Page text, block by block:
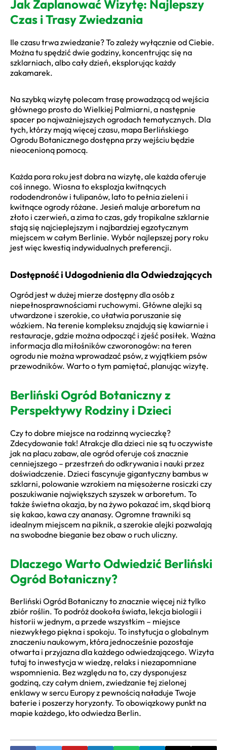
Jak Zaplanować Wizytę: Najlepszy
Czas i Trasy Zwiedzania
Ile czasu trwa zwiedzanie? To zależy wyłącznie od Ciebie.
Można tu spędzić dwie godziny, koncentrując się na
szklarniach, albo cały dzień, eksplorując każdy
zakamarek.
Na szybką wizytę polecam trasę prowadzącą od wejścia
głównego prosto do Wielkiej Palmiarni, a następnie
spacer po najważniejszych ogrodach tematycznych. Dla
tych, którzy mają więcej czasu, mapa Berlińskiego
Ogrodu Botanicznego dostępna przy wejściu będzie
nieocenioną pomocą.
Każda pora roku jest dobra na wizytę, ale każda oferuje
coś innego. Wiosna to eksplozja kwitnących
rododendronów i tulipanów, lato to pełnia zieleni i
kwitnące ogrody różane. Jesień maluje arboretum na
złoto i czerwień, a zima to czas, gdy tropikalne szklarnie
stają się najcieplejszym i najbardziej egzotycznym
miejscem w całym Berlinie. Wybór najlepszej pory roku
jest więc kwestią indywidualnych preferencji.
Dostępność i Udogodnienia dla Odwiedzających
Ogród jest w dużej mierze dostępny dla osób z
niepełnosprawnościami ruchowymi. Główne alejki są
utwardzone i szerokie, co ułatwia poruszanie się
wózkiem. Na terenie kompleksu znajdują się kawiarnie i
restauracje, gdzie można odpocząć i zjeść posiłek. Ważna
informacja dla miłośników czworonogów: na teren
ogrodu nie można wprowadzać psów, z wyjątkiem psów
przewodników. Warto o tym pamiętać, planując wizytę.
Berliński Ogród Botaniczny z
Perspektywy Rodziny i Dzieci
Czy to dobre miejsce na rodzinną wycieczkę?
Zdecydowanie tak! Atrakcje dla dzieci nie są tu oczywiste
jak na placu zabaw, ale ogród oferuje coś znacznie
cenniejszego – przestrzeń do odkrywania i nauki przez
doświadczenie. Dzieci fascynuje gigantyczny bambus w
szklarni, polowanie wzrokiem na mięsożerne rosiczki czy
poszukiwanie największych szyszek w arboretum. To
także świetna okazja, by na żywo pokazać im, skąd biorą
się kakao, kawa czy ananasy. Ogromne trawniki są
idealnym miejscem na piknik, a szerokie alejki pozwalają
na swobodne bieganie bez obaw o ruch uliczny.
Dlaczego Warto Odwiedzić Berliński
Ogród Botaniczny?
Berliński Ogród Botaniczny to znacznie więcej niż tylko
zbiór roślin. To podróż dookoła świata, lekcja biologii i
historii w jednym, a przede wszystkim – miejsce
niezwykłego piękna i spokoju. To instytucja o globalnym
znaczeniu naukowym, która jednocześnie pozostaje
otwarta i przyjazna dla każdego odwiedzającego. Wizyta
tutaj to inwestycja w wiedzę, relaks i niezapomniane
wspomnienia. Bez względu na to, czy dysponujesz
godziną, czy całym dniem, zwiedzanie tej zielonej
enklawy w sercu Europy z pewnością naładuje Twoje
baterie i poszerzy horyzonty. To obowiązkowy punkt na
mapie każdego, kto odwiedza Berlin.